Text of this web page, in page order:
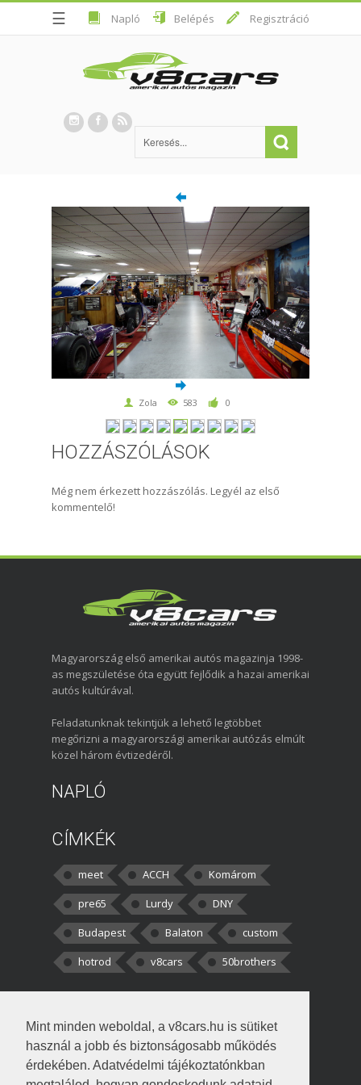
Mint minden weboldal, a v8cars.hu is sütiket
használ a jobb és biztonságosabb működés
érdekében. Adatvédelmi tájékoztatónkban
☰ Napló Belépés Regisztráció
Zola 583 0
HOZZÁSZÓLÁSOK
Még nem érkezett hozzászólás. Legyél az első
kommentelő!
Magyarország első amerikai autós magazinja 1998-
as megszületése óta együtt fejlődik a hazai amerikai
autós kultúrával.
Feladatunknak tekintjük a lehető legtöbbet
megőrizni a magyarországi amerikai autózás elmúlt
közel három évtizedéről.
NAPLÓ
CÍMKÉK
meet ACCH
Komárom
pre65
Lurdy
DNY
Budapest
Balaton
custom
hotrod
v8cars 50brothers
kortisz:Elszúrtam! Én csak két
darabbaal számoltam. Nem tudtam, hogy fél autót,